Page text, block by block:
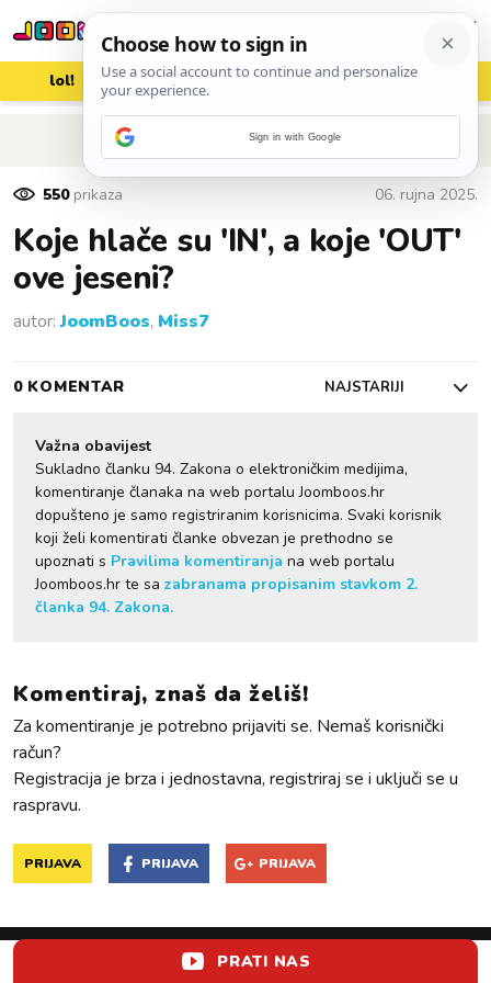
lol! aww vrh! woot?!
POVRATAK NA ČLANAK
550prikaza 06. rujna 2025.
Koje hlače su 'IN', a koje 'OUT'
ove jeseni?
autor:JoomBoos, Miss7
0 KOMENTAR NAJSTARIJI
Važna obavijest
Sukladno članku 94. Zakona o elektroničkim medijima,
komentiranje članaka na web portalu Joomboos.hr
dopušteno je samo registriranim korisnicima. Svaki korisnik
koji želi komentirati članke obvezan je prethodno se
upoznati s Pravilima komentiranja na web portalu
Joomboos.hr te sa zabranama propisanim stavkom 2.
članka 94. Zakona.
Komentiraj, znaš da želiš!
Za komentiranje je potrebno prijaviti se. Nemaš korisnički
račun?
Registracija je brza i jednostavna, registriraj se i uključi se u
raspravu.
PRIJAVA PRIJAVA PRIJAVA
PRATI NAS
Sign in with Google